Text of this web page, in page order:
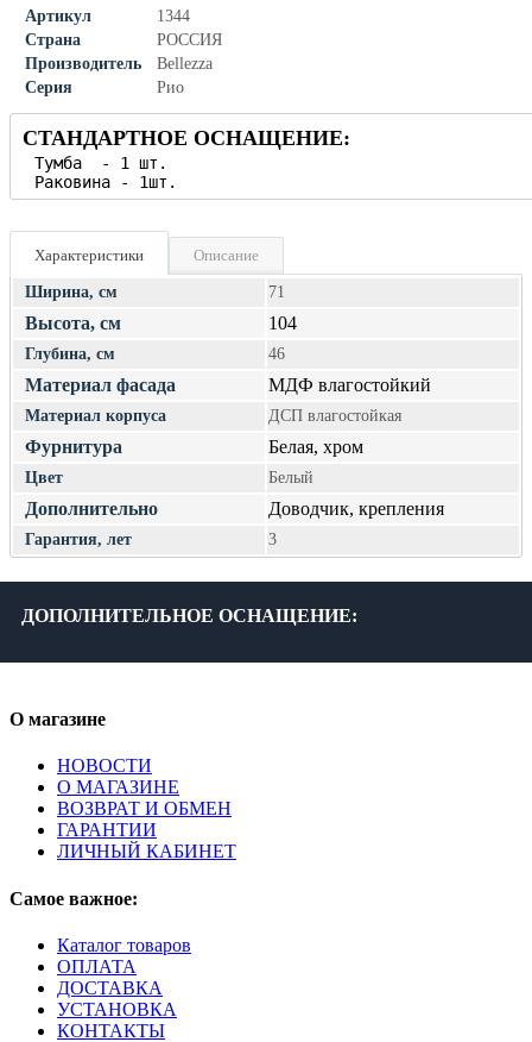
Артикул
1344
Страна
РОССИЯ
Производитель
Bellezza
Серия
Рио
СТАНДАРТНОЕ ОСНАЩЕНИЕ:
Характеристики Описание
Ширина, см 71
Высота, см 104
Глубина, см 46
Материал фасада МДФ влагостойкий
Материал корпуса ДСП влагостойкая
Фурнитура Белая, хром
Цвет Белый
Дополнительно Доводчик, крепления
Гарантия, лет 3
ДОПОЛНИТЕЛЬНОЕ ОСНАЩЕНИЕ:
О магазине
НОВОСТИ
О МАГАЗИНЕ
ВОЗВРАТ И ОБМЕН
ГАРАНТИИ
ЛИЧНЫЙ КАБИНЕТ
Самое важное:
Каталог товаров
ОПЛАТА
ДОСТАВКА
УСТАНОВКА
КОНТАКТЫ